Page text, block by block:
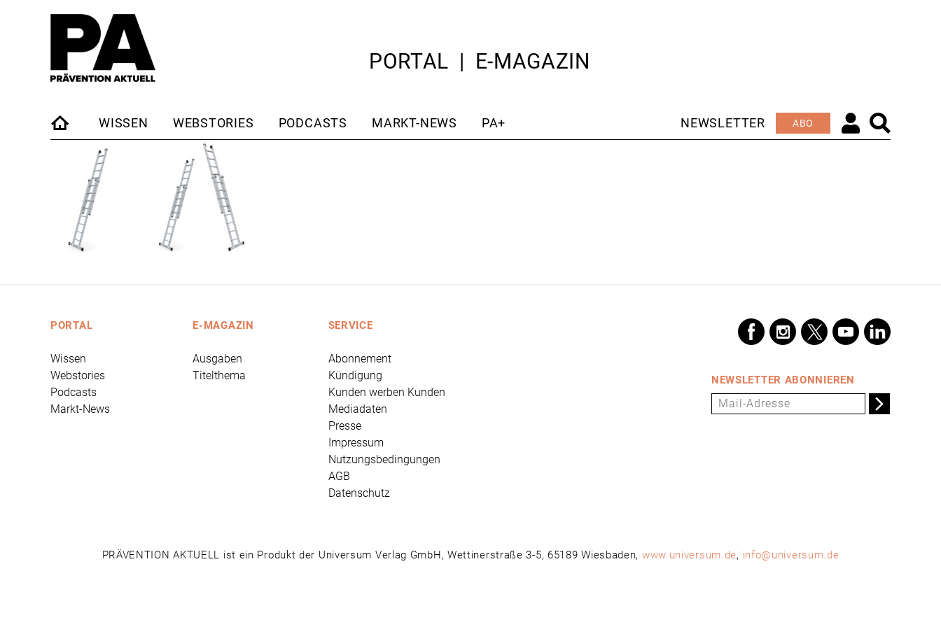
PORTAL E-MAGAZIN
STARTSEITE
WISSEN WEBSTORIES PODCASTS MARKT-NEWS PA+ NEWSLETTER ABO
PORTAL
Wissen
Webstories
Podcasts
Markt-News
E-MAGAZIN
Ausgaben
Titelthema
SERVICE
Abonnement
Kündigung
Kunden werben Kunden
Mediadaten
Presse
Impressum
Nutzungsbedingungen
AGB
Datenschutz
NEWSLETTER ABONNIEREN
PRÄVENTION AKTUELL ist ein Produkt der Universum Verlag GmbH, Wettinerstraße 3-5, 65189 Wiesbaden, www.universum.de, info@universum.de